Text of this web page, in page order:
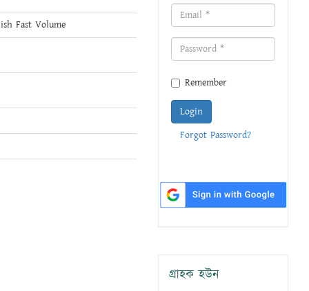
Fast Volume
Remember
Login
Forgot Password?
গ্রাহক হউন